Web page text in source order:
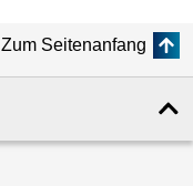
Zum Seitenanfang